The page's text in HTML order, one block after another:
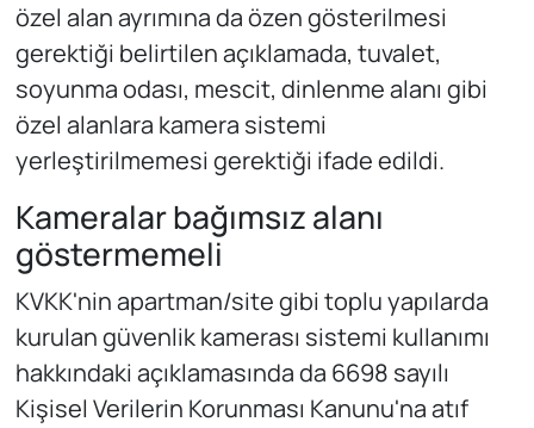
özel alan ayrımına da özen gösterilmesi
gerektiği belirtilen açıklamada, tuvalet,
soyunma odası, mescit, dinlenme alanı gibi
özel alanlara kamera sistemi
yerleştirilmemesi gerektiği ifade edildi.
Kameralar bağımsız alanı
göstermemeli
KVKK'nin apartman/site gibi toplu yapılarda
kurulan güvenlik kamerası sistemi kullanımı
hakkındaki açıklamasında da 6698 sayılı
Kişisel Verilerin Korunması Kanunu'na atıf